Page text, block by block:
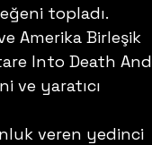
topladı.
Amerika Birleşik
Into Death And
ve yaratıcı
veren yedinci